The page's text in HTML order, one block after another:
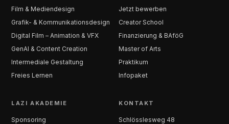
Film & Mediendesign
Grafik- & Kommunikationsdesign
Digital Film – Animation & VFX
GenAI & Content Creation
Intermediale Gestaltung
Freies Lernen
Jetzt bewerben
Creator School
Finanzierung & BAföG
Master of Arts
Praktikum
Infopaket
LAZI AKADEMIE
Sponsoring
KONTAKT
Schlösslesweg 48